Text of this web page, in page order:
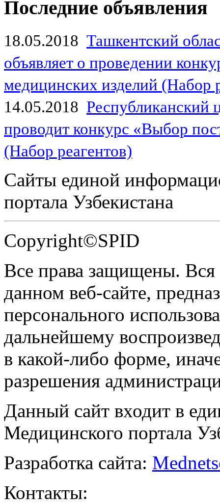
Последние объявления
18.05.2018 Ташкентский
объявляет о проведении
медицинских изделий (Набор
14.05.2018
проводит конкурс «Выбор
(Набор реагентов)
Сайты единой
портала Узбекистана
Copyright©SPID
Все права защищены.
данном веб-сайте,
персонального
дальнейшему
в какой-либо форме,
разрешения
Данный сайт входит в
Медицинского портала
Разработка сайта:
Контакты: